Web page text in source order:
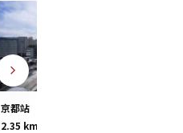
京都站
2.35 km